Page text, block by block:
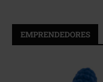
EMPRENDEDORES